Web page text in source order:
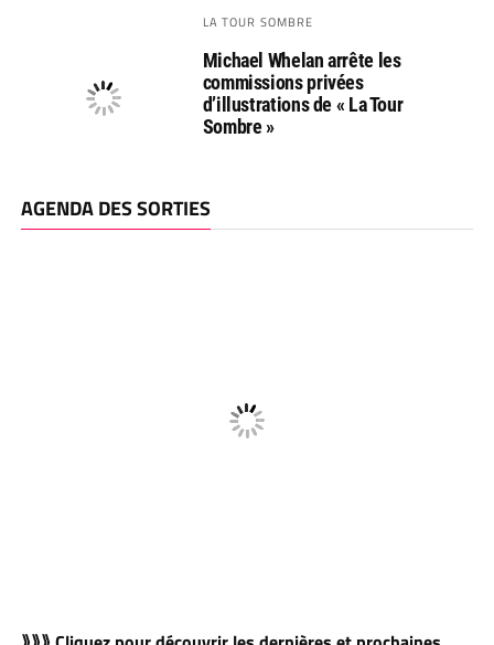
LA TOUR SOMBRE
Michael Whelan arrête les
commissions privées
d’illustrations de « La Tour
Sombre »
AGENDA DES SORTIES